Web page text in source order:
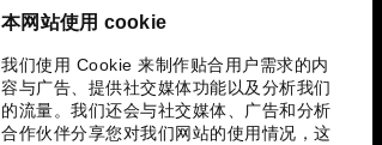
本网站使用 cookie
我们使用 Cookie 来制作贴合用户需求的内
容与广告、提供社交媒体功能以及分析我们
的流量。我们还会与社交媒体、广告和分析
合作伙伴分享您对我们网站的使用情况，这